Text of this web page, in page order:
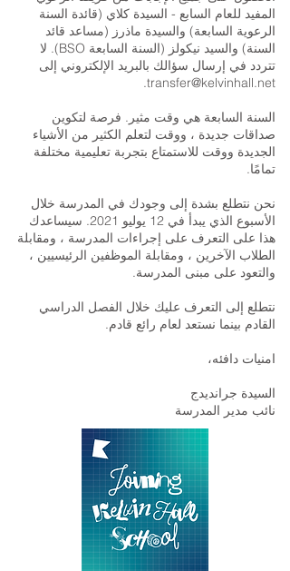
المفيد للعام السابع - السيدة كلاي (قائدة السنة
الرعوية السابعة) والسيدة ماذرز (مساعد قائد
السنة) والسيد نيكولز (السنة السابعة BSO). لا
تتردد في إرسال سؤالك بالبريد الإلكتروني إلى
transfer@kelvinhall.net
.
السنة السابعة هي وقت مثير. فرصة لتكوين
صداقات جديدة ، ووقت لتعلم الكثير من الأشياء
الجديدة ووقت للاستمتاع بتجربة تعليمية مختلفة
تمامًا.
نحن نتطلع بشدة إلى وجودك في المدرسة خلال
الأسبوع الذي يبدأ في 12 يوليو 2021. سيساعدك
هذا على التعرف على إجراءات المدرسة ، ومقابلة
الطلاب الآخرين ، ومقابلة الموظفين الرئيسيين ،
والتعود على مبنى المدرسة.
نتطلع إلى التعرف عليك خلال الفصل الدراسي
القادم بينما نستعد لعام رائع قادم.
امنيات دافئه،
السيدة جرانديدج
نائب مدير المدرسة